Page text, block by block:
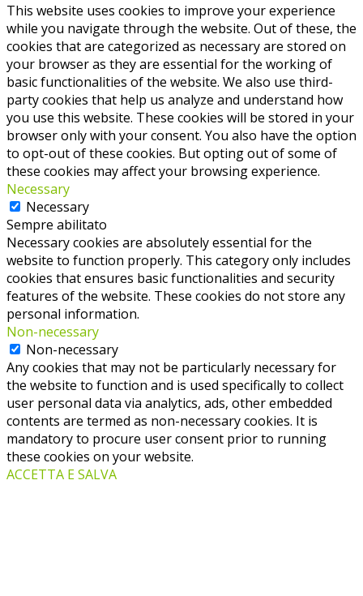
This website uses cookies to improve your experience
while you navigate through the website. Out of these, the
cookies that are categorized as necessary are stored on
your browser as they are essential for the working of
basic functionalities of the website. We also use third-
party cookies that help us analyze and understand how
you use this website. These cookies will be stored in your
browser only with your consent. You also have the option
to opt-out of these cookies. But opting out of some of
these cookies may affect your browsing experience.
Necessary
Necessary
Sempre abilitato
Necessary cookies are absolutely essential for the
website to function properly. This category only includes
cookies that ensures basic functionalities and security
features of the website. These cookies do not store any
personal information.
Non-necessary
Non-necessary
Any cookies that may not be particularly necessary for
the website to function and is used specifically to collect
user personal data via analytics, ads, other embedded
contents are termed as non-necessary cookies. It is
mandatory to procure user consent prior to running
these cookies on your website.
ACCETTA E SALVA